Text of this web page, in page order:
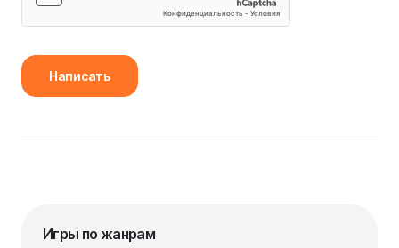
Написать
Игры по жанрам